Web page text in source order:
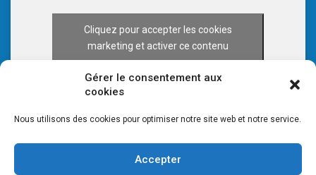
Gérer le consentement aux
cookies
Nous utilisons des cookies pour optimiser notre site web et notre service.
Accepter
Cliquez pour accepter les cookies
marketing et activer ce contenu